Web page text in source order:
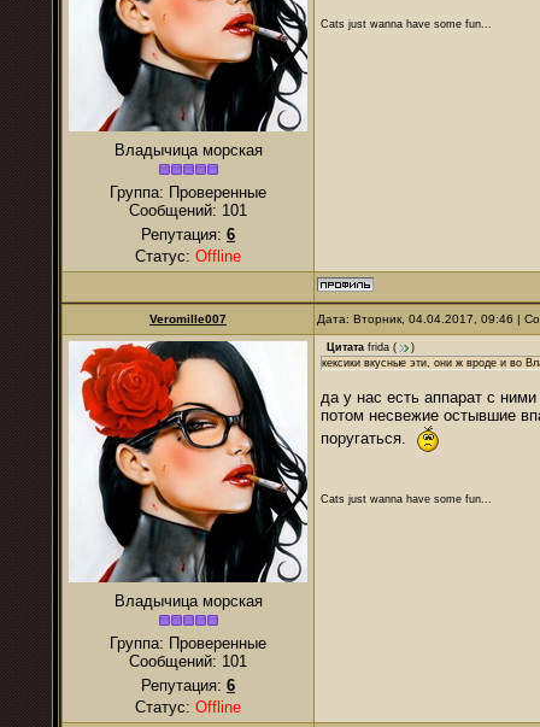
Владычица морская
Группа: Проверенные
Сообщений: 101
Репутация: 6
Статус: Offline
Cats just wanna have some fun...
Veromille007 Дата: Вторник, 04.04.2017, 09:46 |
Владычица морская
Группа: Проверенные
Сообщений: 101
Репутация: 6
Статус: Offline
Цитата frida (
)
кексики вкусные эти, они ж вроде и во
да у нас есть аппарат с
потом несвежие остывшие
поругаться.
Cats just wanna have some fun...